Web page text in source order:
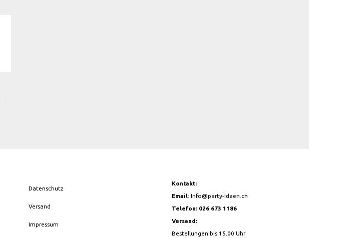
Datenschutz
Versand
Impressum
Kontakt:
Email:Info@party-Ideen.ch
Telefon: 026 673 1186
Versand:
Bestellungen bis 15.00 Uhr